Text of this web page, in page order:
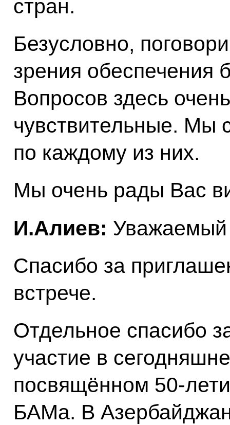
стран.
Безусловно,
зрения обеспечения
Вопросов здесь
чувствительные. Мы
по каждому из них.
Мы очень рады Вас
И.Алиев:
Спасибо за
встрече.
Отдельное спасибо
участие в
посвящённом 50-
БАМа. В